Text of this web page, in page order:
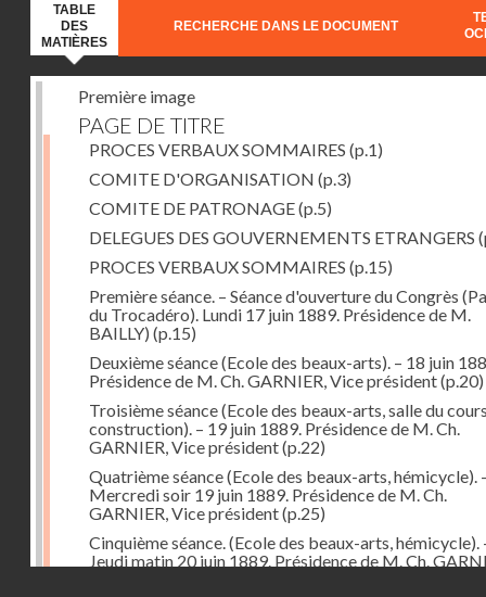
TABLE
DES
MATIÈRES
RECHERCHE DANS LE DOCUMENT
Première image
PAGE DE TITRE
PROCES VERBAUX SOMMAIRES (p.1)
COMITE D'ORGANISATION (p.3)
COMITE DE PATRONAGE(p.5)
DELEGUES DES GOUVERNEMENTS ETRANGERS
PROCES VERBAUX SOMMAIRES (p.15)
Première séance. – Séance d'ouverture du Congrès
du Trocadéro). Lundi 17 juin 1889. Présidence de M.
BAILLY) (p.15)
Deuxième séance (Ecole des beaux-arts). – 18 juin
Présidence de M. Ch. GARNIER, Vice président(p.20)
Troisième séance (Ecole des beaux-arts, salle du
construction). – 19 juin 1889. Présidence de M. Ch.
GARNIER, Vice président(p.22)
Quatrième séance (Ecole des beaux-arts, hémicycle).
Mercredi soir 19 juin 1889. Présidence de M. Ch.
GARNIER, Vice président(p.25)
Cinquième séance. (Ecole des beaux-arts, hémicycle).
Jeudi matin 20 juin 1889. Présidence de M. Ch.